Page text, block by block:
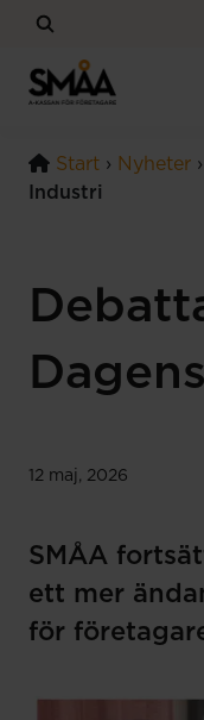
Hoppa till innehåll
Start › Nyheter ›
Industri
12 maj, 2026
SMÅA
ett mer
för